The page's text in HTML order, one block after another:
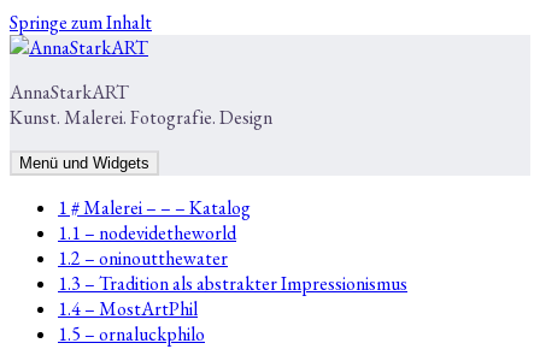
Springe zum Inhalt
AnnaStarkART
Kunst. Malerei. Fotografie. Design
Menü und Widgets
1 # Malerei – – – Katalog
1.1 – nodevidetheworld
1.2 – oninoutthewater
1.3 – Tradition als abstrakter Impressionismus
1.4 – MostArtPhil
1.5 – ornaluckphilo